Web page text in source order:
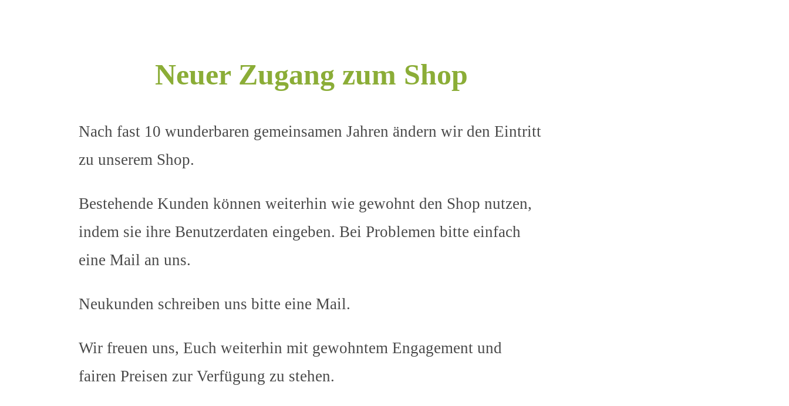
Neuer Zugang zum Shop
Nach fast 10 wunderbaren gemeinsamen Jahren ändern wir den Eintritt
zu unserem Shop.
Bestehende Kunden können weiterhin wie gewohnt den Shop nutzen,
indem sie ihre Benutzerdaten eingeben. Bei Problemen bitte einfach
eine Mail an uns.
Neukunden schreiben uns bitte eine Mail.
Wir freuen uns, Euch weiterhin mit gewohntem Engagement und
fairen Preisen zur Verfügung zu stehen.